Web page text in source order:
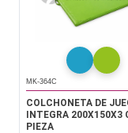
MK-364C
COLCHONETA DE
INTEGRA 200X150X3
PIEZA